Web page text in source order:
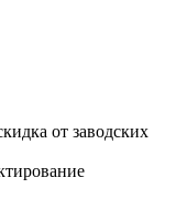
от заводских